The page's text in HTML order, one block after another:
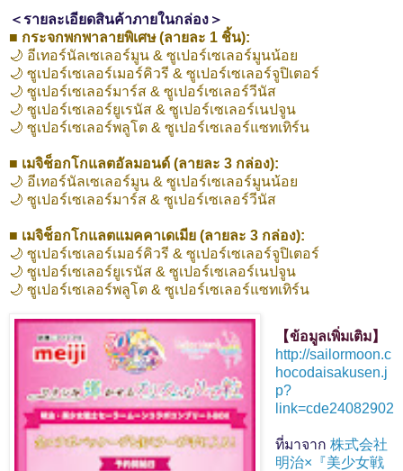
＜รายละเอียดสินค้าภายในกล่อง＞
■ กระจกพกพาลายพิเศษ (ลายละ 1 ชิ้น):
🌙 อีเทอร์นัลเซเลอร์มูน & ซูเปอร์เซเลอร์มูนน้อย
🌙 ซูเปอร์เซเลอร์เมอร์คิวรี & ซูเปอร์เซเลอร์จูปิเตอร์
🌙 ซูเปอร์เซเลอร์มาร์ส & ซูเปอร์เซเลอร์วีนัส
🌙 ซูเปอร์เซเลอร์ยูเรนัส & ซูเปอร์เซเลอร์เนปจูน
🌙 ซูเปอร์เซเลอร์พลูโต & ซูเปอร์เซเลอร์แซทเทิร์น
■ เมจิช็อกโกแลตอัลมอนด์ (ลายละ 3 กล่อง):
🌙 อีเทอร์นัลเซเลอร์มูน & ซูเปอร์เซเลอร์มูนน้อย
🌙 ซูเปอร์เซเลอร์มาร์ส & ซูเปอร์เซเลอร์วีนัส
■ เมจิช็อกโกแลตแมคคาเดเมีย (ลายละ 3 กล่อง):
🌙 ซูเปอร์เซเลอร์เมอร์คิวรี & ซูเปอร์เซเลอร์จูปิเตอร์
🌙 ซูเปอร์เซเลอร์ยูเรนัส & ซูเปอร์เซเลอร์เนปจูน
🌙 ซูเปอร์เซเลอร์พลูโต & ซูเปอร์เซเลอร์แซทเทิร์น
【ข้อมูลเพิ่มเติม】
http://sailormoon.c
hocodaisakusen.j
p?
link=cde24082902
ที่มาจาก 株式会社
明治×『美少女戦